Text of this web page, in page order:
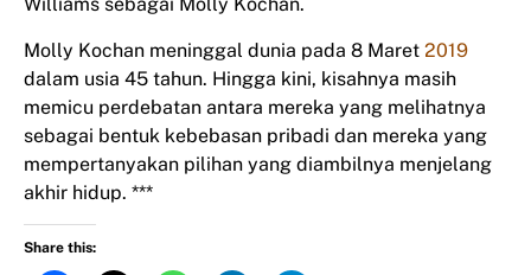
Williams sebagai Molly Kochan.
Molly Kochan meninggal dunia pada 8 Maret 2019
dalam usia 45 tahun. Hingga kini, kisahnya masih
memicu perdebatan antara mereka yang melihatnya
sebagai bentuk kebebasan pribadi dan mereka yang
mempertanyakan pilihan yang diambilnya menjelang
akhir hidup. ***
Share this: